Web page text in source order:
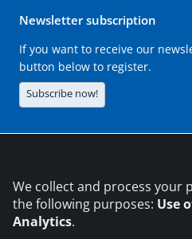
Newsletter subscription
If you want to receive our
button below to register.
Subscribe now!
We collect and process
the following purposes: Use
Analytics.